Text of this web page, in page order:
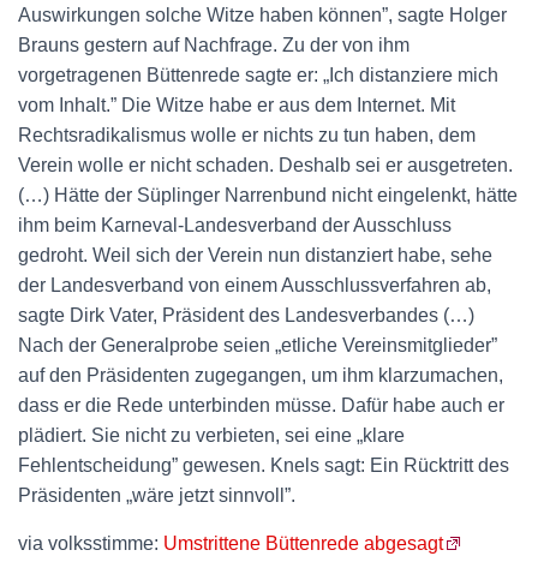
Auswirkungen solche Witze haben können”, sagte Holger
Brauns gestern auf Nachfrage. Zu der von ihm
vorgetragenen Büttenrede sagte er: „Ich distanziere mich
vom Inhalt.” Die Witze habe er aus dem Internet. Mit
Rechtsradikalismus wolle er nichts zu tun haben, dem
Verein wolle er nicht schaden. Deshalb sei er ausgetreten.
(…) Hätte der Süplinger Narrenbund nicht eingelenkt, hätte
ihm beim Karneval-Landesverband der Ausschluss
gedroht. Weil sich der Verein nun distanziert habe, sehe
der Landesverband von einem Ausschlussverfahren ab,
sagte Dirk Vater, Präsident des Landesverbandes (…)
Nach der Generalprobe seien „etliche Vereinsmitglieder”
auf den Präsidenten zugegangen, um ihm klarzumachen,
dass er die Rede unterbinden müsse. Dafür habe auch er
plädiert. Sie nicht zu verbieten, sei eine „klare
Fehlentscheidung” gewesen. Knels sagt: Ein Rücktritt des
Präsidenten „wäre jetzt sinnvoll”.
via volksstimme: Umstrittene Büttenrede abgesagt